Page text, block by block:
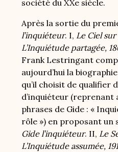
société du XXe siècle.
Après la sortie du
l’inquiéteur. I, Le Ciel
L’Inquiétude partagée,
Frank Lestringant
aujourd’hui la
qu’il choisit de qualifier
d’inquiéteur (reprenant
phrases de Gide : «
rôle ») en proposant un
Gide l’inquiéteur. II, Le
L’Inquiétude assumée,